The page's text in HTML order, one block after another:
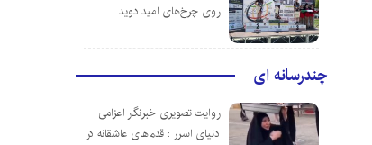
روی چرخ‌های امید دوید
چندرسانه ای
روایت تصویری خبرنگار اعزامی
دنیای اسرار : قدم‌های عاشقانه در